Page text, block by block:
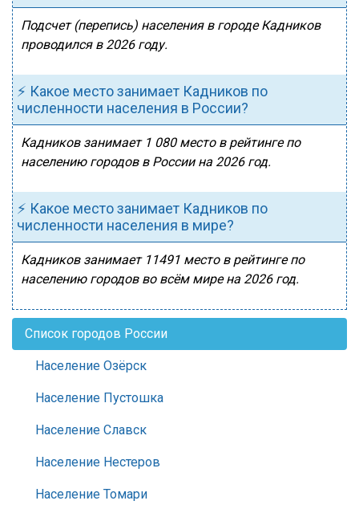
Подсчет (перепись) населения в городе Кадников
проводился в 2026 году.
⚡ Какое место занимает Кадников по
численности населения в России?
Кадников занимает 1 080 место в рейтинге по
населению городов в России на 2026 год.
⚡ Какое место занимает Кадников по
численности населения в мире?
Кадников занимает 11491 место в рейтинге по
населению городов во всём мире на 2026 год.
Список городов России
Население Озёрск
Население Пустошка
Население Славск
Население Нестеров
Население Томари